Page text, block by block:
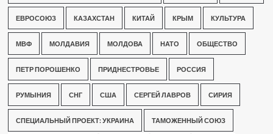
ЕВРОСОЮЗ КАЗАХСТАН КИТАЙ КРЫМ КУЛЬТУРА
МВФ МОЛДАВИЯ МОЛДОВА НАТО ОБЩЕСТВО
ПЕТР ПОРОШЕНКО ПРИДНЕСТРОВЬЕ РОССИЯ
РУМЫНИЯ СНГ США СЕРГЕЙ ЛАВРОВ СИРИЯ
СПЕЦИАЛЬНЫЙ ПРОЕКТ: УКРАИНА ТАМОЖЕННЫЙ СОЮЗ